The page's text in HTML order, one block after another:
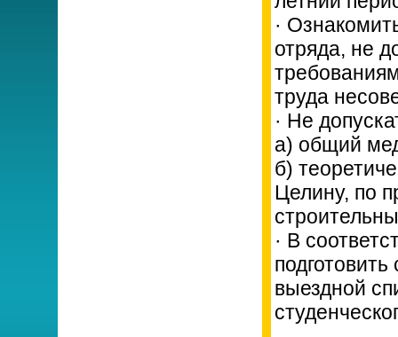
·
отряда, не
труда
· Не
а) общий
б)
Целину, по
· В
выездной